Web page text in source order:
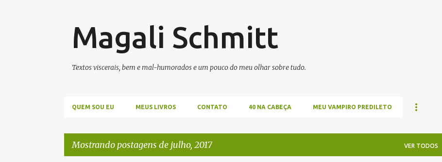
Magali Schmitt
Textos viscerais, bem e mal-humorados e um pouco do meu olhar sobre tudo.
QUEM SOU EU MEUS LIVROS CONTATO 40 NA CABEÇA MEU VAMPIRO PREDILETO
Mostrando postagens de julho, 2017 VER TODOS